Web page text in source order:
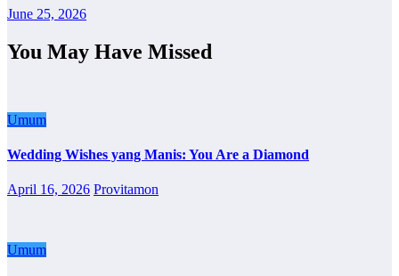
June 25, 2026
You May Have Missed
Umum
Wedding Wishes yang Manis: You Are a Diamond
April 16, 2026 Provitamon
Umum